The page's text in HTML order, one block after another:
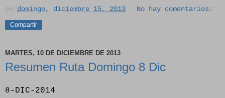
en domingo, diciembre 15, 2013 No hay comentarios:
Compartir
MARTES, 10 DE DICIEMBRE DE 2013
Resumen Ruta Domingo 8 Dic
8-DIC-2014